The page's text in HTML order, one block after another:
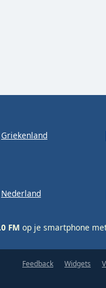
Griekenland
Nederland
FM op je smartphone
Feedback Widgets